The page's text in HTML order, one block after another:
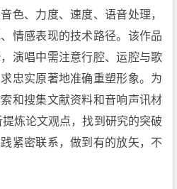
色、力度、速度、语音处理，
情感表现的技术路径。该作品
演唱中需注意行腔、运腔与歌
忠实原著地准确重塑形象。为
和搜集文献资料和音响声讯材
炼论文观点，找到研究的突破
紧密联系，做到有的放矢，不